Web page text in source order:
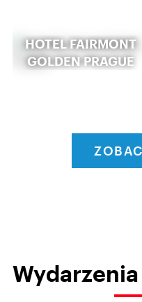
HOTEL FAIRMONT
GOLDEN PRAGUE